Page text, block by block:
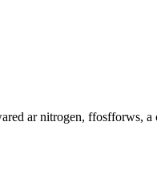
ar nitrogen, ffosfforws, a